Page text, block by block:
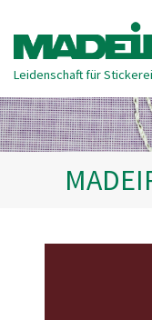
Leidenschaft für